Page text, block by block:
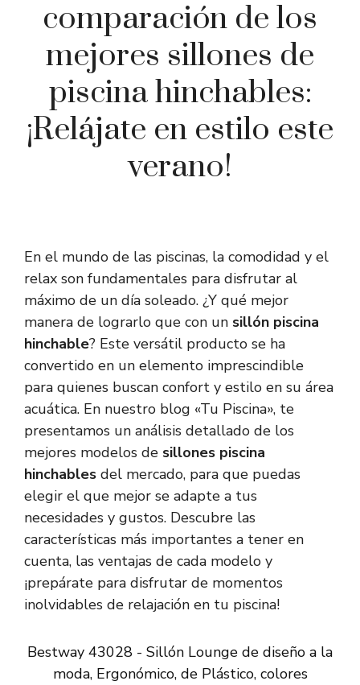
comparación de los
mejores sillones de
piscina hinchables:
¡Relájate en estilo este
verano!
En el mundo de las piscinas, la comodidad y el
relax son fundamentales para disfrutar al
máximo de un día soleado. ¿Y qué mejor
manera de lograrlo que con un sillón piscina
hinchable? Este versátil producto se ha
convertido en un elemento imprescindible
para quienes buscan confort y estilo en su área
acuática. En nuestro blog «Tu Piscina», te
presentamos un análisis detallado de los
mejores modelos de sillones piscina
hinchables del mercado, para que puedas
elegir el que mejor se adapte a tus
necesidades y gustos. Descubre las
características más importantes a tener en
cuenta, las ventajas de cada modelo y
¡prepárate para disfrutar de momentos
inolvidables de relajación en tu piscina!
Bestway 43028 - Sillón Lounge de diseño a la
moda, Ergonómico, de Plástico, colores